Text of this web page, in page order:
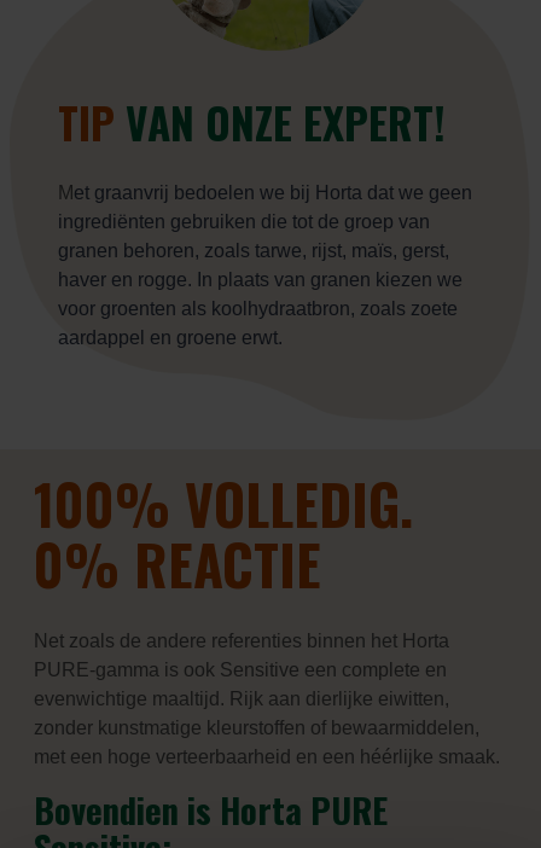
TIP VAN ONZE EXPERT!
Met graanvrij bedoelen we bij Horta dat we geen
ingrediënten gebruiken die tot de groep van
granen behoren, zoals tarwe, rijst, maïs, gerst,
haver en rogge. In plaats van granen kiezen we
voor groenten als koolhydraatbron, zoals zoete
aardappel en groene erwt.
100% VOLLEDIG.
0% REACTIE
Net zoals de andere referenties binnen het Horta
PURE-gamma is ook Sensitive een complete en
evenwichtige maaltijd. Rijk aan dierlijke eiwitten,
zonder kunstmatige kleurstoffen of bewaarmiddelen,
met een hoge verteerbaarheid en een héérlijke smaak.
Bovendien is Horta PURE